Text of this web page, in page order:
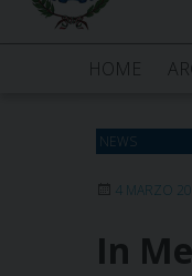
HOME
NEWS
4 MARZO
In